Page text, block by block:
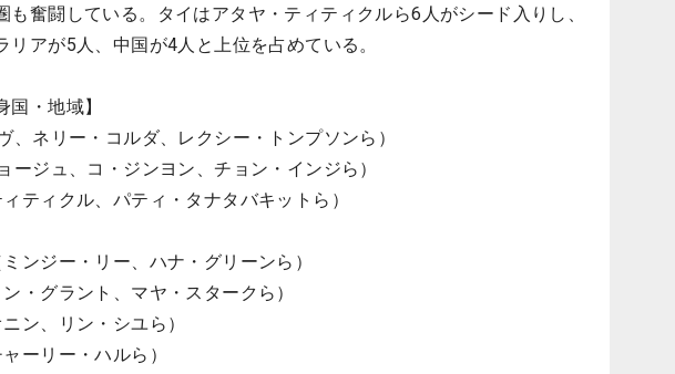
も奮闘している。タイはアタヤ・ティティクルら6人がシード入りし、
リアが5人、中国が4人と上位を占めている。
国・地域】
、ネリー・コルダ、レクシー・トンプソンら）
ージュ、コ・ジンヨン、チョン・インジら）
ティクル、パティ・タナタバキットら）
ンジー・リー、ハナ・グリーンら）
・グラント、マヤ・スタークら）
ン、リン・シユら）
ーリー・ハルら）